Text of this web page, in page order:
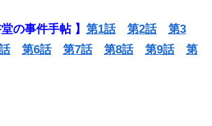
の事件手帖 】 第1話 第2話
第3
第6話 第7話 第8話 第9話
第